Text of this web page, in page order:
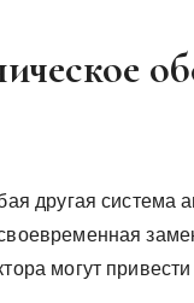
другая система
могут